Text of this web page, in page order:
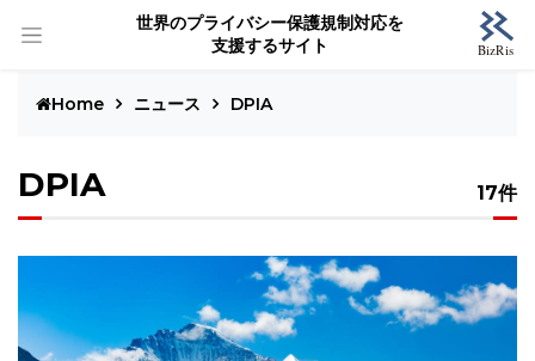
世界のプライバシー保護規制対応を
支援するサイト
Home ニュース DPIA
DPIA 17件